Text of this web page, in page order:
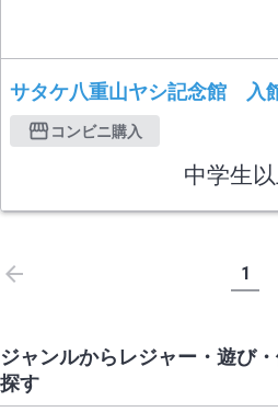
チャ・リュウキュウエンシス」と名
シを紹介することで、地域振興や植物
サタケ八重山ヤシ記念館 入
コンビニ購入
中学生
1
ジャンルからレジャー・遊び
探す